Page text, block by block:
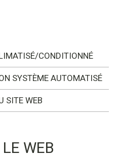
CONDITIONNÉ
SYSTÈME AUTOMATISÉ
SITE WEB
WEB